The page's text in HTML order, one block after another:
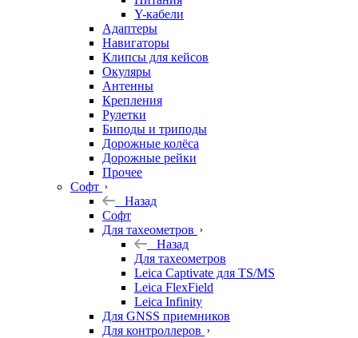
Y-кабели
Адаптеры
Навигаторы
Клипсы для кейсов
Окуляры
Антенны
Крепления
Рулетки
Биподы и триподы
Дорожные колёса
Дорожные рейки
Прочее
Софт
Назад
Софт
Для тахеометров
Назад
Для тахеометров
Leica Captivate для TS/MS
Leica FlexField
Leica Infinity
Для GNSS приемников
Для контроллеров